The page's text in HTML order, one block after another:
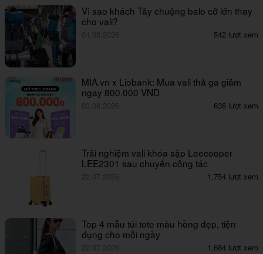
Vì sao khách Tây chuộng balo cỡ lớn thay
cho vali?
04.08.2026 542 lượt xem
MIA.vn x Liobank: Mua vali thả ga giảm
ngay 800.000 VND
03.08.2026 636 lượt xem
Trải nghiệm vali khóa sập Leecooper
LEE2301 sau chuyến công tác
22.07.2026 1,754 lượt xem
Top 4 mẫu túi tote màu hồng đẹp, tiện
dụng cho mỗi ngày
22.07.2026 1,684 lượt xem